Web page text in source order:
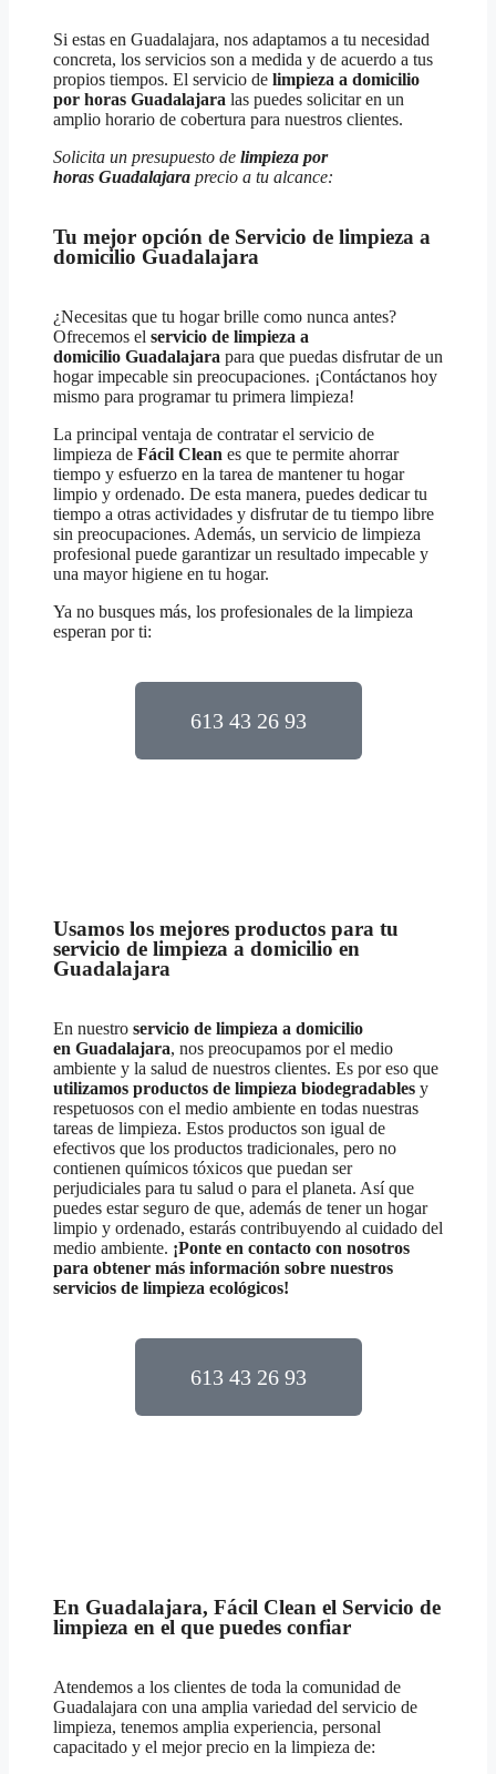
Si estas en Guadalajara, nos adaptamos a tu necesidad
concreta, los servicios son a medida y de acuerdo a tus
propios tiempos. El servicio de limpieza a domicilio
por horas Guadalajara las puedes solicitar en un
amplio horario de cobertura para nuestros clientes.
Solicita un presupuesto de limpieza por
horas Guadalajara precio a tu alcance:
Tu mejor opción de Servicio de limpieza a
domicilio Guadalajara
¿Necesitas que tu hogar brille como nunca antes?
Ofrecemos el servicio de limpieza a
domicilio Guadalajara para que puedas disfrutar de un
hogar impecable sin preocupaciones. ¡Contáctanos hoy
mismo para programar tu primera limpieza!
La principal ventaja de contratar el servicio de
limpieza de Fácil Clean es que te permite ahorrar
tiempo y esfuerzo en la tarea de mantener tu hogar
limpio y ordenado. De esta manera, puedes dedicar tu
tiempo a otras actividades y disfrutar de tu tiempo libre
sin preocupaciones. Además, un servicio de limpieza
profesional puede garantizar un resultado impecable y
una mayor higiene en tu hogar.
Ya no busques más, los profesionales de la limpieza
esperan por ti:
613 43 26 93
Usamos los mejores productos para tu
servicio de limpieza a domicilio en
Guadalajara
En nuestro servicio de limpieza a domicilio
en Guadalajara, nos preocupamos por el medio
ambiente y la salud de nuestros clientes. Es por eso que
utilizamos productos de limpieza biodegradables y
respetuosos con el medio ambiente en todas nuestras
tareas de limpieza. Estos productos son igual de
efectivos que los productos tradicionales, pero no
contienen químicos tóxicos que puedan ser
perjudiciales para tu salud o para el planeta. Así que
puedes estar seguro de que, además de tener un hogar
limpio y ordenado, estarás contribuyendo al cuidado del
medio ambiente. ¡Ponte en contacto con nosotros
para obtener más información sobre nuestros
servicios de limpieza ecológicos!
613 43 26 93
En Guadalajara, Fácil Clean el Servicio de
limpieza en el que puedes confiar
Atendemos a los clientes de toda la comunidad de
Guadalajara con una amplia variedad del servicio de
limpieza, tenemos amplia experiencia, personal
capacitado y el mejor precio en la limpieza de: